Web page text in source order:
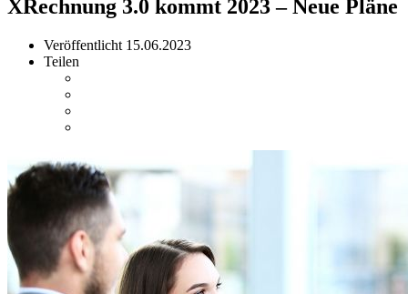
XRechnung 3.0 kommt 2023 – Neue Pläne
Veröffentlicht 15.06.2023
Teilen